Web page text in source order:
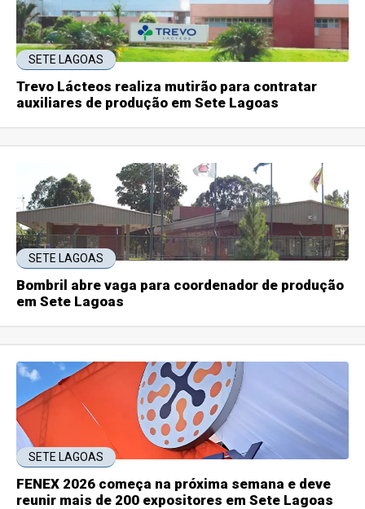
SETE LAGOAS
Trevo Lácteos realiza mutirão para contratar
auxiliares de produção em Sete Lagoas
SETE LAGOAS
Bombril abre vaga para coordenador de produção
em Sete Lagoas
SETE LAGOAS
FENEX 2026 começa na próxima semana e deve
reunir mais de 200 expositores em Sete Lagoas